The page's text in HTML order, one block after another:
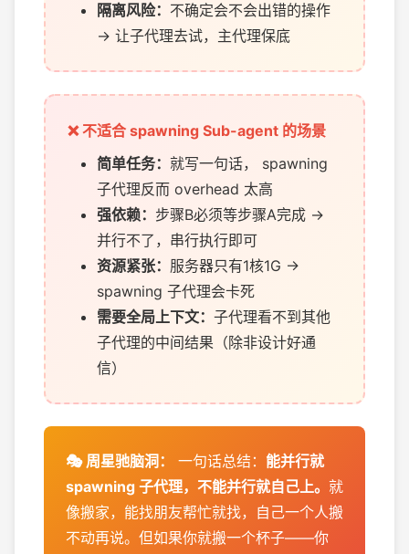
隔离风险： 不确定会不会出错的操作
→ 让子代理去试，主代理保底
❌ 不适合 spawning Sub-agent 的场景
简单任务： 就写一句话， spawning
子代理反而 overhead 太高
强依赖： 步骤B必须等步骤A完成 →
并行不了，串行执行即可
资源紧张： 服务器只有1核1G →
spawning 子代理会卡死
需要全局上下文： 子代理看不到其他
子代理的中间结果（除非设计好通
信）
一句话总结： 能并行就
spawning 子代理，不能并行就自己上。 就
像搬家，能找朋友帮忙就找，自己一个人搬
不动再说。但如果你就搬一个杯子——你